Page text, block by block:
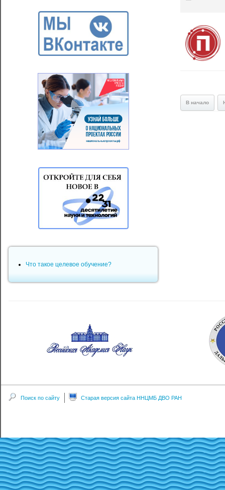
В начало
Что такое целевое обучение?
Поиск по сайту Старая версия сайта ННЦМБ ДВО РАН